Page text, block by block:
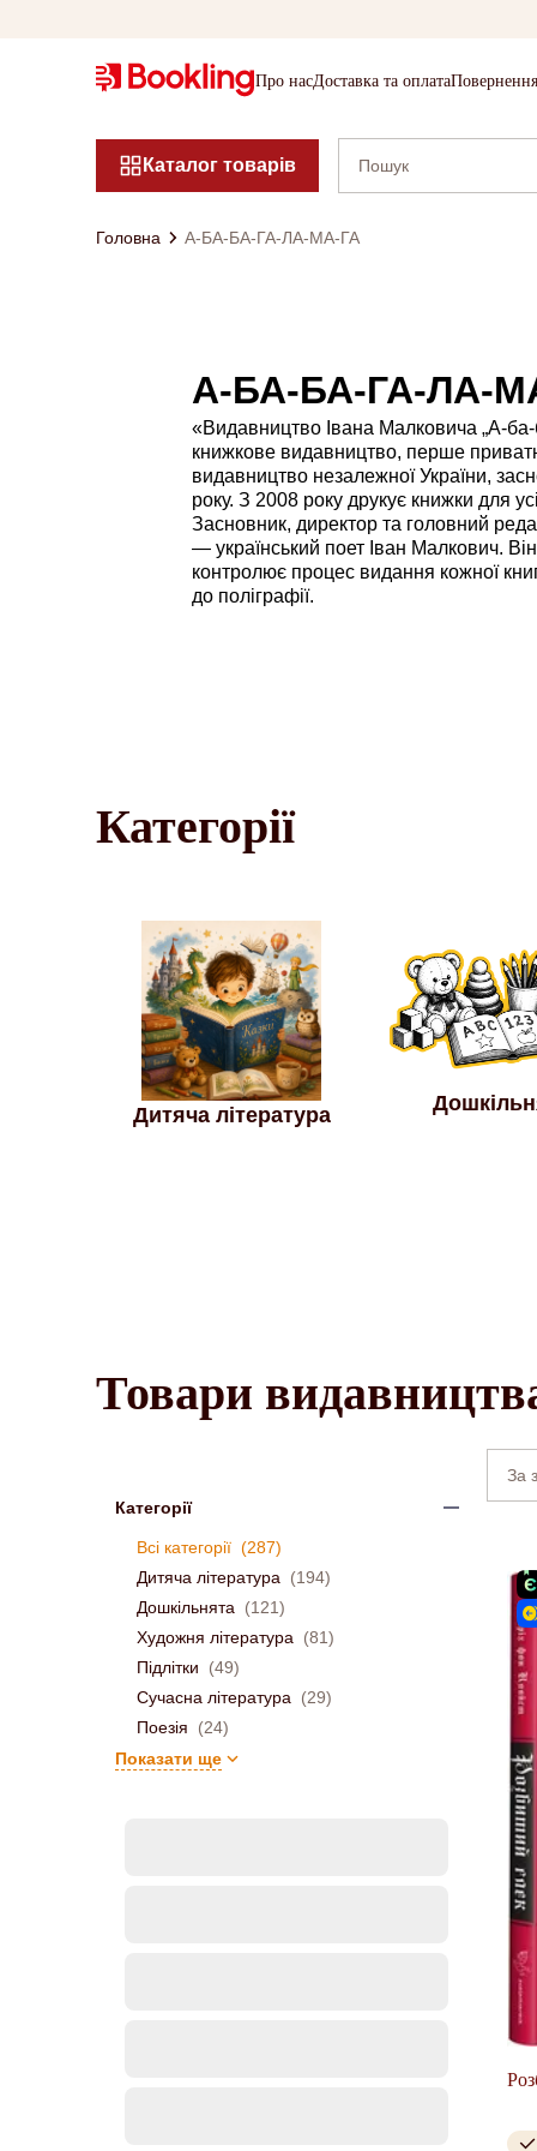
Про насДоставка та оплата
Каталог товарів
Головна А-БА-БА-ГА-ЛА-МА-ГА
А-БА-БА-ГА-ЛА-
«Видавництво Івана Малковича „А-
книжкове видавництво, перше
видавництво незалежної України,
року. З 2008 року друкує книжки для
Засновник, директор та головний
— український поет Іван Малкович.
контролює процес видання кожної
до поліграфії.
Категорії
Дитяча література
Товари
Категорії
Всі категорії (287)
Дитяча література
(194)
Дошкільнята
(121)
Художня література
(81)
Підлітки
(49)
Сучасна література
(29)
Поезія
(24)
Показати ще